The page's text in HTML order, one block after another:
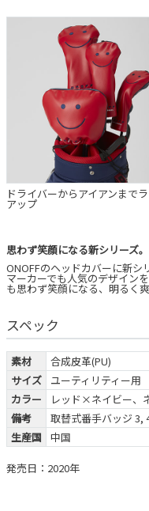
ドライバーからアイアンまで
アップ
思わず笑顔になる新シリーズ
ONOFFのヘッドカバーに新シ
マーカーでも人気のデザイン
も思わず笑顔になる、明るく
スペック
素材
合成皮革(PU)
サイズ
ユーティリティー用
カラー
レッド×ネイビー、
備考
取替式番手バッジ 3,
生産国
中国
発売日：2020年